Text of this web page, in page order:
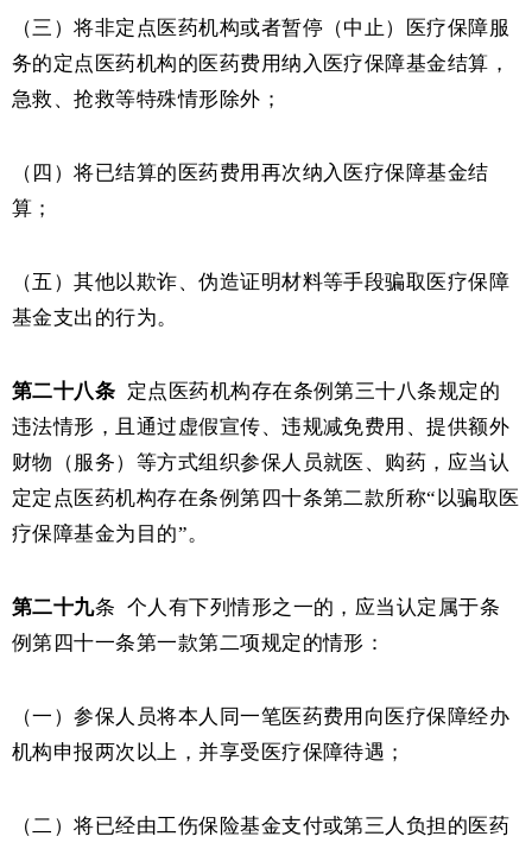
（三）将非定点医药机构或者暂停（中止）医疗保障服
务的定点医药机构的医药费用纳入医疗保障基金结算，
急救、抢救等特殊情形除外；
（四）将已结算的医药费用再次纳入医疗保障基金结
算；
（五）其他以欺诈、伪造证明材料等手段骗取医疗保障
基金支出的行为。
第二十八条 定点医药机构存在条例第三十八条规定的
违法情形，且通过虚假宣传、违规减免费用、提供额外
财物（服务）等方式组织参保人员就医、购药，应当认
定定点医药机构存在条例第四十条第二款所称“以骗取医
疗保障基金为目的”。
第二十九条 个人有下列情形之一的，应当认定属于条
例第四十一条第一款第二项规定的情形：
（一）参保人员将本人同一笔医药费用向医疗保障经办
机构申报两次以上，并享受医疗保障待遇；
（二）将已经由工伤保险基金支付或第三人负担的医药